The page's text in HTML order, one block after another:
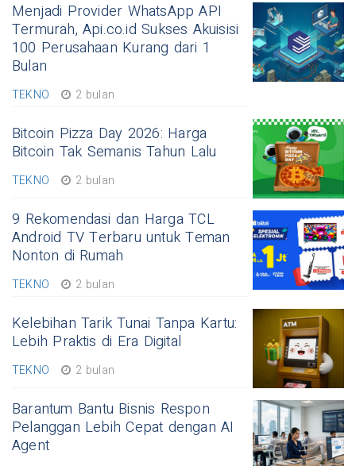
Menjadi Provider WhatsApp API
Termurah, Api.co.id Sukses Akuisisi
100 Perusahaan Kurang dari 1
Bulan
TEKNO 2 bulan
Bitcoin Pizza Day 2026: Harga
Bitcoin Tak Semanis Tahun Lalu
TEKNO 2 bulan
9 Rekomendasi dan Harga TCL
Android TV Terbaru untuk Teman
Nonton di Rumah
TEKNO 2 bulan
Kelebihan Tarik Tunai Tanpa Kartu:
Lebih Praktis di Era Digital
TEKNO 2 bulan
Barantum Bantu Bisnis Respon
Pelanggan Lebih Cepat dengan AI
Agent